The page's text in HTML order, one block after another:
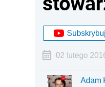
02 lutego
Adam